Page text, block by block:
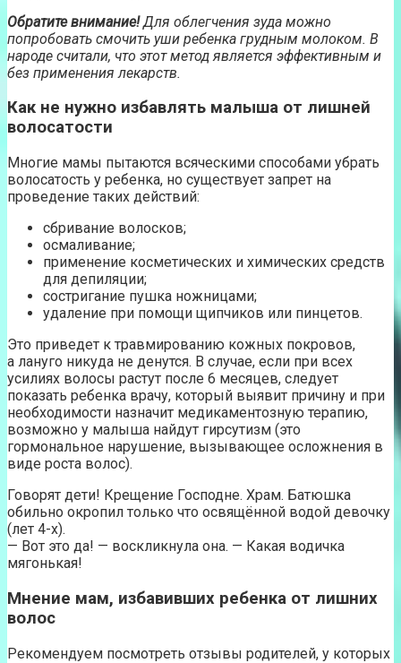
Обратите внимание!Для облегчения зуда можно
попробовать смочить уши ребенка грудным молоком. В
народе считали, что этот метод является эффективным и
без применения лекарств.
Как не нужно избавлять малыша от лишней
волосатости
Многие мамы пытаются всяческими способами убрать
волосатость у ребенка, но существует запрет на
проведение таких действий:
сбривание волосков;
осмаливание;
применение косметических и химических средств
для депиляции;
состригание пушка ножницами;
удаление при помощи щипчиков или пинцетов.
Это приведет к травмированию кожных покровов,
а лануго никуда не денутся. В случае, если при всех
усилиях волосы растут после 6 месяцев, следует
показать ребенка врачу, который выявит причину и при
необходимости назначит медикаментозную терапию,
возможно у малыша найдут гирсутизм (это
гормональное нарушение, вызывающее осложнения в
виде роста волос).
Говорят дети! Крещение Господне. Храм. Батюшка
обильно окропил только что освящённой водой девочку
(лет 4-х).
— Вот это да! — воскликнула она. — Какая водичка
мягонькая!
Мнение мам, избавивших ребенка от лишних
волос
Рекомендуем посмотреть отзывы родителей, у которых